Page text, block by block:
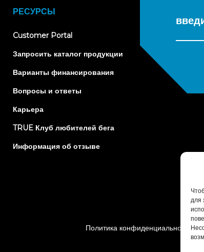
для
РЕСУРСЫ
Customer Portal(opens
new
Запросить каталог продукции
Варианты финансирования
Вопросы и ответы
Карьера
TRUE Клуб любителей бега
Информация об отзыве
Политика конфиденциальности